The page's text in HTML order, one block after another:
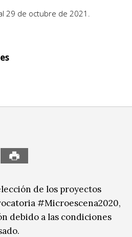
29 de octubre de 2021.
de los proyectos
#Microescena2020,
debido a las condiciones